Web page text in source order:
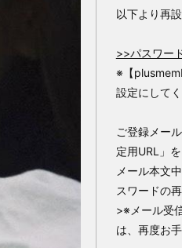
以下より再
>>パスワー
※【
設定にしてく
ご登録メー
定用URL」
メール本文
スワードの
>※メール受
は、再度お